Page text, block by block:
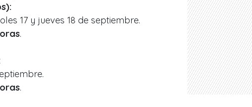
17 y jueves 18 de septiembre.
.
.